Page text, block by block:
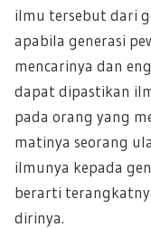
ilmu tersebut dari
apabila generasi
mencarinya dan
dapat dipastikan
pada orang yang
matinya seorang
ilmunya kepada
berarti
dirinya.